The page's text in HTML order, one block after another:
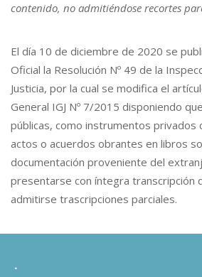
contenido, no admitiéndose recortes
El día 10 de diciembre de 2020 se
Oficial la Resolución Nº 49 de la
Justicia, por la cual se modifica el
General IGJ Nº 7/2015 disponiendo
públicas, como instrumentos privados
actos o acuerdos obrantes en libros
documentación proveniente del
presentarse con íntegra transcripción
admitirse trascripciones parciales.
.